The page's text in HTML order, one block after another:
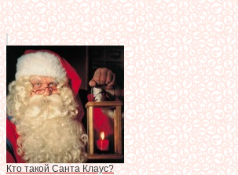
Кто такой Санта Клаус?